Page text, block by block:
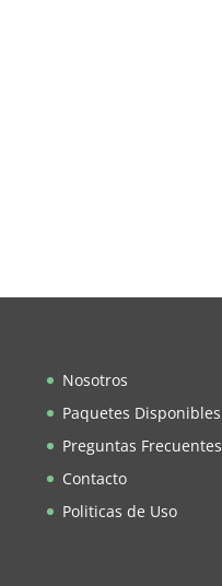
Nosotros
Paquetes Disponibles
Preguntas Frecuentes
Contacto
Politicas de Uso